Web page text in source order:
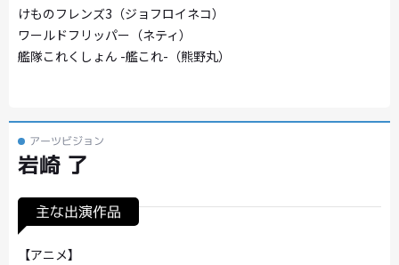
けものフレンズ3（ジョフロイネコ）
ワールドフリッパー（ネティ）
艦隊これくしょん -艦これ-（熊野丸）
アーツビジョン
岩崎 了
主な出演作品
【アニメ】